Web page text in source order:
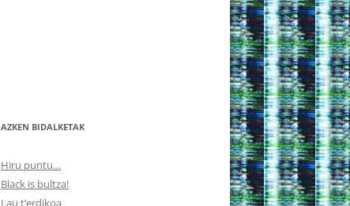
AZKEN BIDALKETAK
Hiru puntu…
Black is bultza!
Lau t’erdikoa